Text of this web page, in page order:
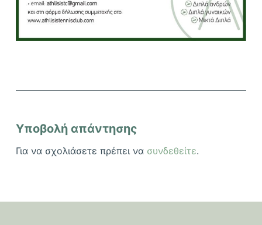
Υποβολή απάντησης
Για να σχολιάσετε πρέπει να συνδεθείτε.